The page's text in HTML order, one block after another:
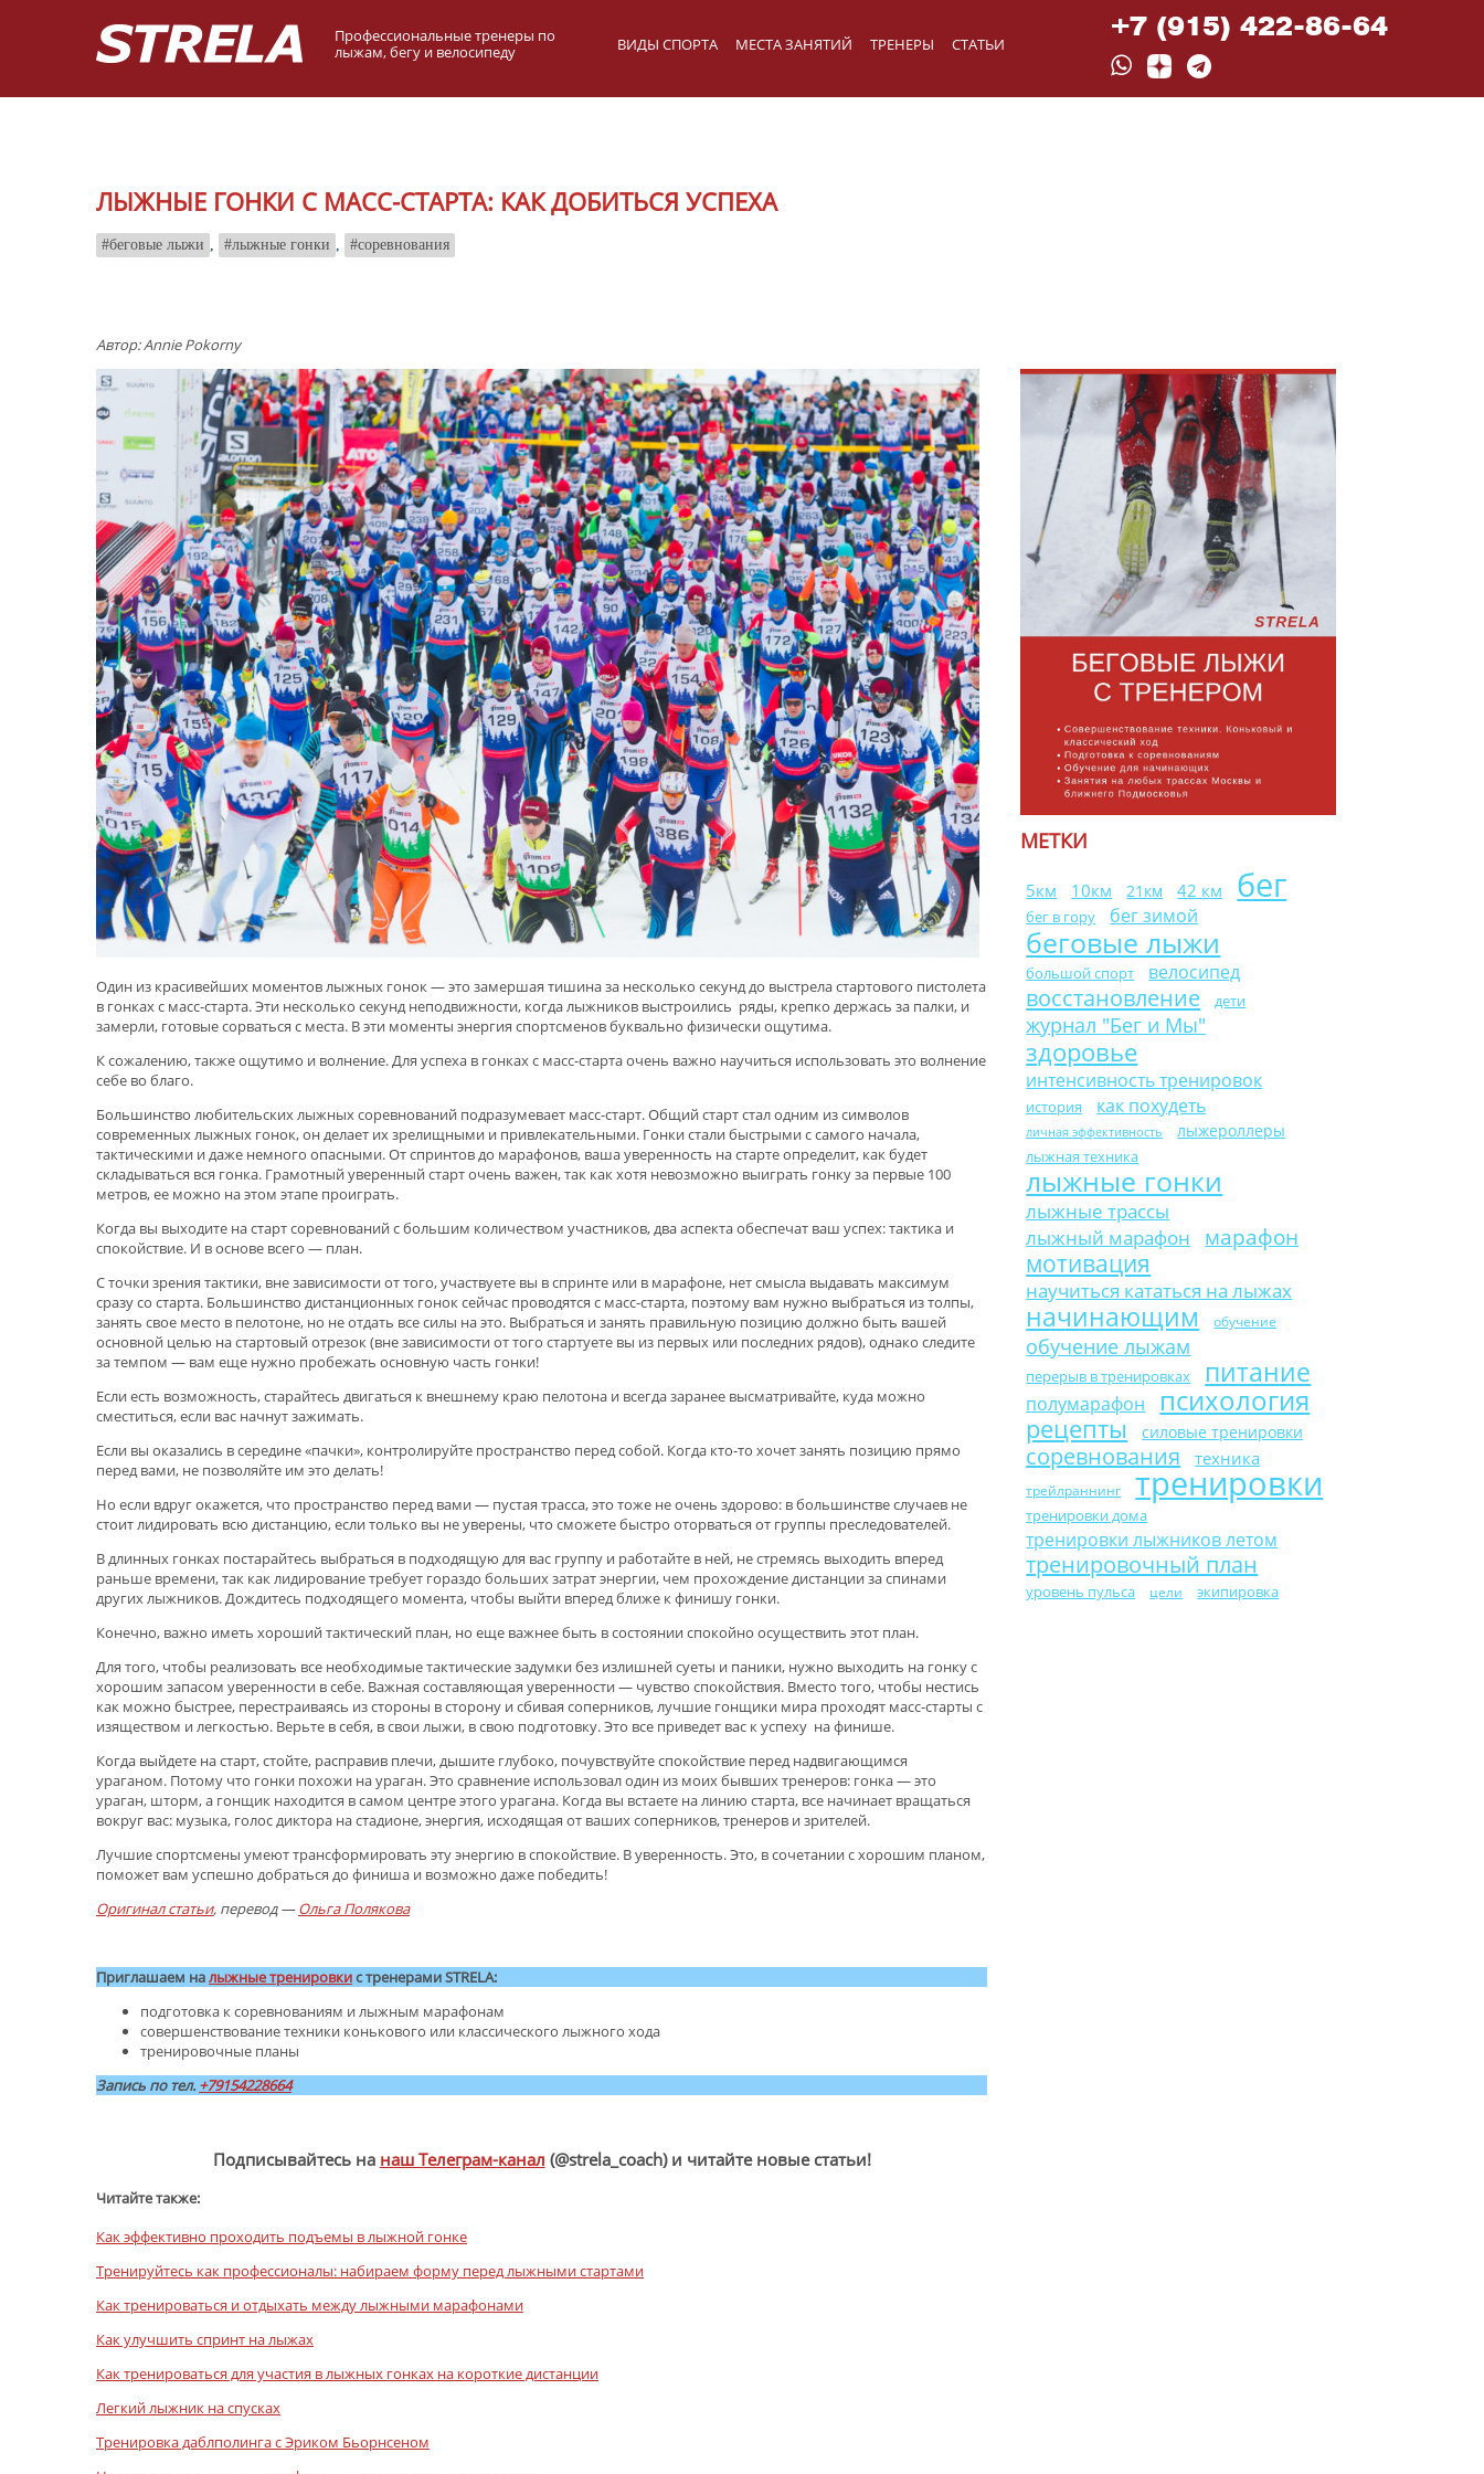
Профессиональные тренеры по
лыжам, бегу и велосипеду
+7 (915) 422-86-64
ВИДЫ СПОРТА МЕСТА ЗАНЯТИЙ ТРЕНЕРЫ СТАТЬИ
ЛЫЖНЫЕ ГОНКИ С МАСС-СТАРТА: КАК ДОБИТЬСЯ УСПЕХА
беговые лыжи лыжные гонки соревнования
Автор: Annie Pokorny
Один из красивейших моментов лыжных гонок — это замершая тишина за несколько секунд до выстрела стартового пистолета
в гонках с масс-старта. Эти несколько секунд неподвижности, когда лыжников выстроились ряды, крепко держась за палки, и
замерли, готовые сорваться с места. В эти моменты энергия спортсменов буквально физически ощутима.
К сожалению, также ощутимо и волнение. Для успеха в гонках с масс-старта очень важно научиться использовать это волнение
себе во благо.
Большинство любительских лыжных соревнований подразумевает масс-старт. Общий старт стал одним из символов
современных лыжных гонок, он делает их зрелищными и привлекательными. Гонки стали быстрыми с самого начала,
тактическими и даже немного опасными. От спринтов до марафонов, ваша уверенность на старте определит, как будет
складываться вся гонка. Грамотный уверенный старт очень важен, так как хотя невозможно выиграть гонку за первые 100
метров, ее можно на этом этапе проиграть.
Когда вы выходите на старт соревнований с большим количеством участников, два аспекта обеспечат ваш успех: тактика и
спокойствие. И в основе всего — план.
С точки зрения тактики, вне зависимости от того, участвуете вы в спринте или в марафоне, нет смысла выдавать максимум
сразу со старта. Большинство дистанционных гонок сейчас проводятся с масс-старта, поэтому вам нужно выбраться из толпы,
занять свое место в пелотоне, но не отдать все силы на это. Выбраться и занять правильную позицию должно быть вашей
основной целью на стартовый отрезок (вне зависимости от того стартуете вы из первых или последних рядов), однако следите
за темпом — вам еще нужно пробежать основную часть гонки!
Если есть возможность, старайтесь двигаться к внешнему краю пелотона и всегда заранее высматривайте, куда можно
сместиться, если вас начнут зажимать.
Если вы оказались в середине «пачки», контролируйте пространство перед собой. Когда кто-то хочет занять позицию прямо
перед вами, не позволяйте им это делать!
Но если вдруг окажется, что пространство перед вами — пустая трасса, это тоже не очень здорово: в большинстве случаев не
стоит лидировать всю дистанцию, если только вы не уверены, что сможете быстро оторваться от группы преследователей.
В длинных гонках постарайтесь выбраться в подходящую для вас группу и работайте в ней, не стремясь выходить вперед
раньше времени, так как лидирование требует гораздо больших затрат энергии, чем прохождение дистанции за спинами
других лыжников. Дождитесь подходящего момента, чтобы выйти вперед ближе к финишу гонки.
Конечно, важно иметь хороший тактический план, но еще важнее быть в состоянии спокойно осуществить этот план.
Для того, чтобы реализовать все необходимые тактические задумки без излишней суеты и паники, нужно выходить на гонку с
хорошим запасом уверенности в себе. Важная составляющая уверенности — чувство спокойствия. Вместо того, чтобы нестись
как можно быстрее, перестраиваясь из стороны в сторону и сбивая соперников, лучшие гонщики мира проходят масс-старты с
изяществом и легкостью. Верьте в себя, в свои лыжи, в свою подготовку. Это все приведет вас к успеху на финише.
Когда выйдете на старт, стойте, расправив плечи, дышите глубоко, почувствуйте спокойствие перед надвигающимся
ураганом. Потому что гонки похожи на ураган. Это сравнение использовал один из моих бывших тренеров: гонка — это
ураган, шторм, а гонщик находится в самом центре этого урагана. Когда вы встаете на линию старта, все начинает вращаться
вокруг вас: музыка, голос диктора на стадионе, энергия, исходящая от ваших соперников, тренеров и зрителей.
Лучшие спортсмены умеют трансформировать эту энергию в спокойствие. В уверенность. Это, в сочетании с хорошим планом,
поможет вам успешно добраться до финиша и возможно даже победить!
Оригинал статьи, перевод —Ольга Полякова
Приглашаем налыжные тренировкис тренерами STRELA:
подготовка к соревнованиям и лыжным марафонам
совершенствование техники конькового или классического лыжного хода
тренировочные планы
Запись по тел.+79154228664
Подписывайтесь на наш Телеграм-канал (@strela_coach) и читайте новые статьи!
Читайте также:
Как эффективно проходить подъемы в лыжной гонке
Тренируйтесь как профессионалы: набираем форму перед лыжными стартами
Как тренироваться и отдыхать между лыжными марафонами
Как улучшить спринт на лыжах
Как тренироваться для участия в лыжных гонках на короткие дистанции
Легкий лыжник на спусках
Тренировка даблполинга с Эриком Бьорнсеном
МЕТКИ
5км 10км 21км 42 км бег
бег в гору бег зимой
беговые лыжи
большой спорт велосипед
восстановление дети
журнал "Бег и Мы"
здоровье
интенсивность тренировок
история как похудеть
личная эффективность лыжероллеры
лыжная техника
лыжные гонки
лыжные трассы
лыжный марафон
марафон
мотивация
научиться кататься на лыжах
начинающим обучение
обучение лыжам
перерыв в тренировках питание
полумарафон психология
рецепты силовые тренировки
соревнования техника
трейлраннинг тренировки
тренировки дома
тренировки лыжников летом
тренировочный план
уровень пульса цели экипировка